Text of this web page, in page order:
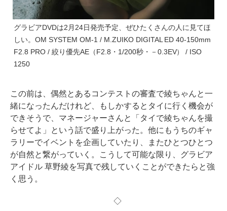
グラビアDVDは2月24日発売予定、ぜひたくさんの人に見てほ
しい。OM SYSTEM OM-1 / M.ZUIKO DIGITAL ED 40-150mm
F2.8 PRO / 絞り優先AE（F2.8・1/200秒・－0.3EV） / ISO
1250
この前は、偶然とあるコンテストの審査で綾ちゃんと一
緒になったんだけれど、もしかするとタイに行く機会が
できそうで、マネージャーさんと「タイで綾ちゃんを撮
らせてよ」という話で盛り上がった。他にもうちのギャ
ラリーでイベントを企画していたり、またひとつひとつ
が自然と繋がっていく。こうして可能な限り、グラビア
アイドル 草野綾を写真で残していくことができたらと強
く思う。
◇